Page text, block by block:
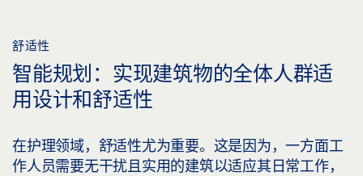
舒适性
智能规划：实现建筑物的全体人群适
用设计和舒适性
在护理领域，舒适性尤为重要。这是因为，一方面工
作人员需要无干扰且实用的建筑以适应其日常工作，